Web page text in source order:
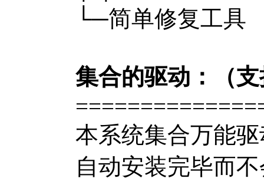
└─简单修复工具
集合的驱动：（
本系统集合万能
自动安装完毕而